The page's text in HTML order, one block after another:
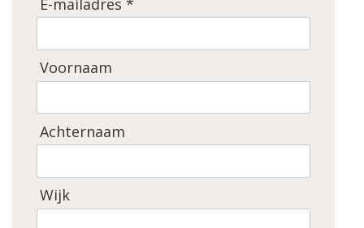
Voornaam
Achternaam
Wijk